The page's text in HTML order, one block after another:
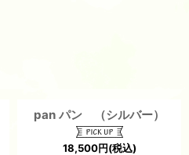
pan パン （シルバー）
18,500円(税込)